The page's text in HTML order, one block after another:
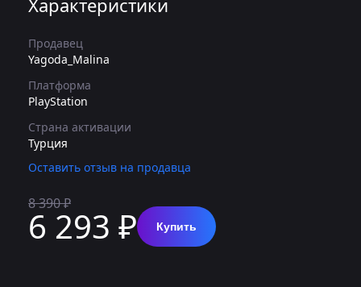
Характеристики
Продавец
Yagoda_Malina
Платформа
PlayStation
Страна активации
Турция
Оставить отзыв на продавца
8 390 ₽
6 293 ₽ Купить